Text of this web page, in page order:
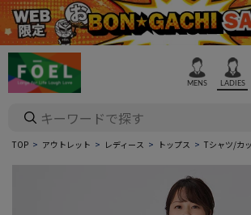
MENS LADIES
TOP アウトレット レディース トップス Tシャツ/カ